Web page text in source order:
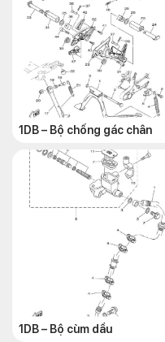
1DB – Bộ chống gác chân
1DB – Bộ cùm dầu